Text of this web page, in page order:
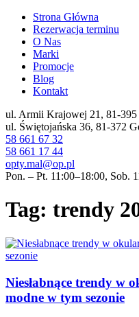
Strona Główna
Rezerwacja terminu
O Nas
Marki
Promocje
Blog
Kontakt
ul. Armii Krajowej 21, 81-395
ul. Świętojańska 36, 81-372
58 661 67 32
58 661 17 44
opty.mal@op.pl
Pon. – Pt. 11:00–18:00, Sob.
Tag: trendy
Niesłabnące trendy w
modne w tym sezonie